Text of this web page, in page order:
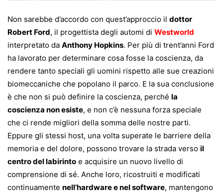
Non sarebbe d’accordo con quest’approccio il dottor
Robert Ford, il progettista degli automi di Westworld
interpretato da Anthony Hopkins. Per più di trent’anni Ford
ha lavorato per determinare cosa fosse la coscienza, da
rendere tanto speciali gli uomini rispetto alle sue creazioni
biomeccaniche che popolano il parco. E la sua conclusione
è che non si può definire la coscienza, perché la
coscienza non esiste, e non c’è nessuna forza speciale
che ci rende migliori della somma delle nostre parti.
Eppure gli stessi host, una volta superate le barriere della
memoria e del dolore, possono trovare la strada verso il
centro del labirinto e acquisire un nuovo livello di
comprensione di sé. Anche loro, ricostruiti e modificati
continuamente nell’hardware e nel software, mantengono